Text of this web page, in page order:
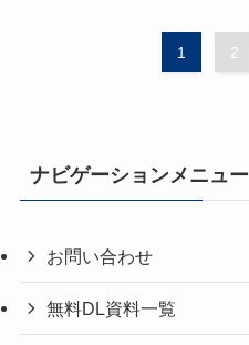
1 2
ナビゲーションメニュー
お問い合わせ
無料DL資料一覧